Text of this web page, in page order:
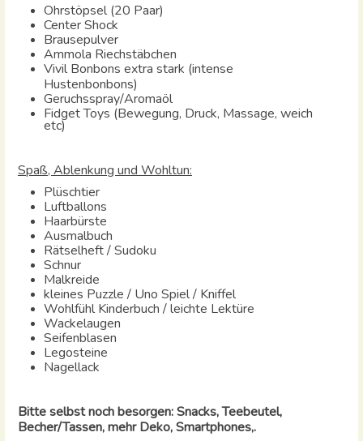
Ohrstöpsel (20 Paar)
Center Shock
Brausepulver
Ammola Riechstäbchen
Vivil Bonbons extra stark (intense
Hustenbonbons)
Geruchsspray/Aromaöl
Fidget Toys (Bewegung, Druck, Massage, weich
etc)
Spaß, Ablenkung und Wohltun:
Plüschtier
Luftballons
Haarbürste
Ausmalbuch
Rätselheft / Sudoku
Schnur
Malkreide
kleines Puzzle / Uno Spiel / Kniffel
Wohlfühl Kinderbuch / leichte Lektüre
Wackelaugen
Seifenblasen
Legosteine
Nagellack
Bitte selbst noch besorgen: Snacks, Teebeutel,
Becher/Tassen, mehr Deko, Smartphones,.